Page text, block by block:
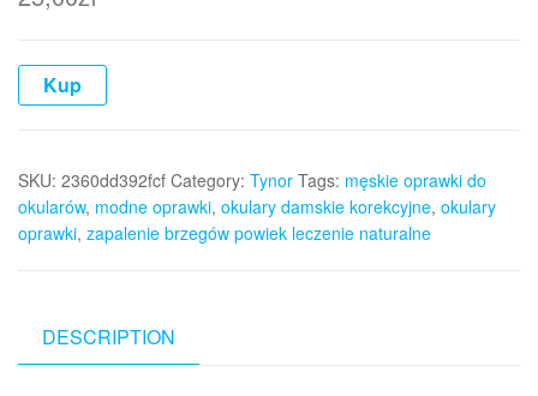
Kup
SKU: 2360dd392fcf Category: Tynor Tags: męskie oprawki do
okularów, modne oprawki, okulary damskie korekcyjne, okulary
oprawki, zapalenie brzegów powiek leczenie naturalne
DESCRIPTION